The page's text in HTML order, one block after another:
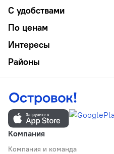
С удобствами
По ценам
Интересы
Районы
Компания
Компания и команда